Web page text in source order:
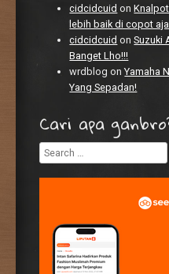
cidcidcuid on
lebih baik di copot aja
cidcidcuid onSuzuki
Banget Lho!!!
wrdblog onYamaha
Yang Sepadan!
Cari apa
Search